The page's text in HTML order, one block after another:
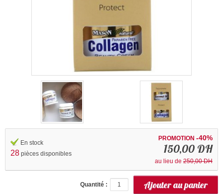
PROMOTION -40%
150,00 DH
au lieu de 250,00 DH
En stock
28 pièces disponibles
Quantité :